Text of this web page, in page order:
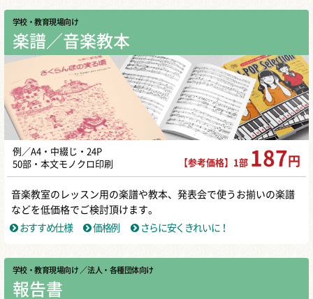
学校・教育現場向け
楽譜／音楽教本
例／A4・中綴じ・24P
50部・本文モノクロ印刷
【参考価格】1部 187 円
音楽教室のレッスン用の楽譜や教本、発表会で使うお揃いの楽譜
などを低価格でご検討頂けます。
おすすめ仕様
価格例 さらに安くきれいに！
学校・教育現場向け ／ 法人・各種団体向け
報告書